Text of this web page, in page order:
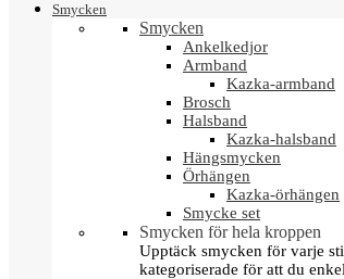
Smycken
Smycken
Ankelkedjor
Armband
Kazka-armband
Brosch
Halsband
Kazka-halsband
Hängsmycken
Örhängen
Kazka-örhängen
Smycke set
Smycken för hela kroppen
Upptäck smycken för varje
kategoriserade för att du